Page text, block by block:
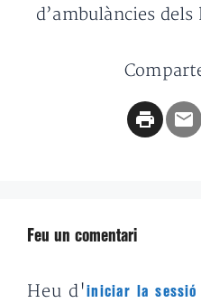
d’ambulàncies
Feu un comentari
Heu d'iniciar la sessió